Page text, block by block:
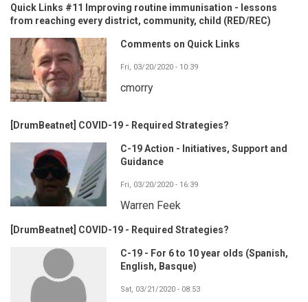
Quick Links #11 Improving routine immunisation - lessons
from reaching every district, community, child (RED/REC)
Comments on Quick Links
Fri, 03/20/2020 - 10:39
cmorry
[DrumBeatnet] COVID-19 - Required Strategies?
C-19 Action - Initiatives, Support and
Guidance
Fri, 03/20/2020 - 16:39
Warren Feek
[DrumBeatnet] COVID-19 - Required Strategies?
C-19 - For 6 to 10 year olds (Spanish,
English, Basque)
Sat, 03/21/2020 - 08:53